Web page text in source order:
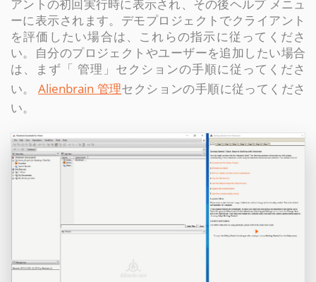
アントの初回実行時に表示され、その後ヘルプ メニュ
ーに表示されます。デモプロジェクトでクライアント
を評価したい場合は、これらの指示に従ってくださ
い。自分のプロジェクトやユーザーを追加したい場合
は、まず「 管理」セクションの手順に従ってくださ
い。Alienbrain 管理セクションの手順に従ってくださ
い。